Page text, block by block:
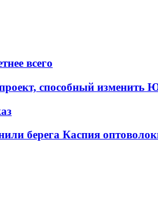
всего
способный
берега Каспия